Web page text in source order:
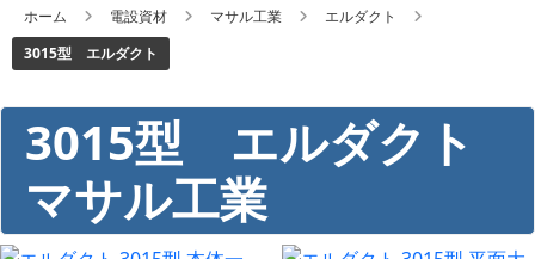
ホーム 電設資材 マサル工業
エルダクト
3015型 エルダクト
3015型 エルダクト
マサル工業